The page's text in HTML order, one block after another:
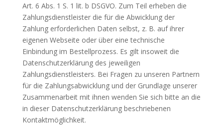
Art. 6 Abs. 1 S. 1 lit. b DSGVO. Zum Teil erheben die
Zahlungsdienstleister die für die Abwicklung der
Zahlung erforderlichen Daten selbst, z. B. auf ihrer
eigenen Webseite oder über eine technische
Einbindung im Bestellprozess. Es gilt insoweit die
Datenschutzerklärung des jeweiligen
Zahlungsdienstleisters. Bei Fragen zu unseren Partnern
für die Zahlungsabwicklung und der Grundlage unserer
Zusammenarbeit mit ihnen wenden Sie sich bitte an die
in dieser Datenschutzerklärung beschriebenen
Kontaktmöglichkeit.